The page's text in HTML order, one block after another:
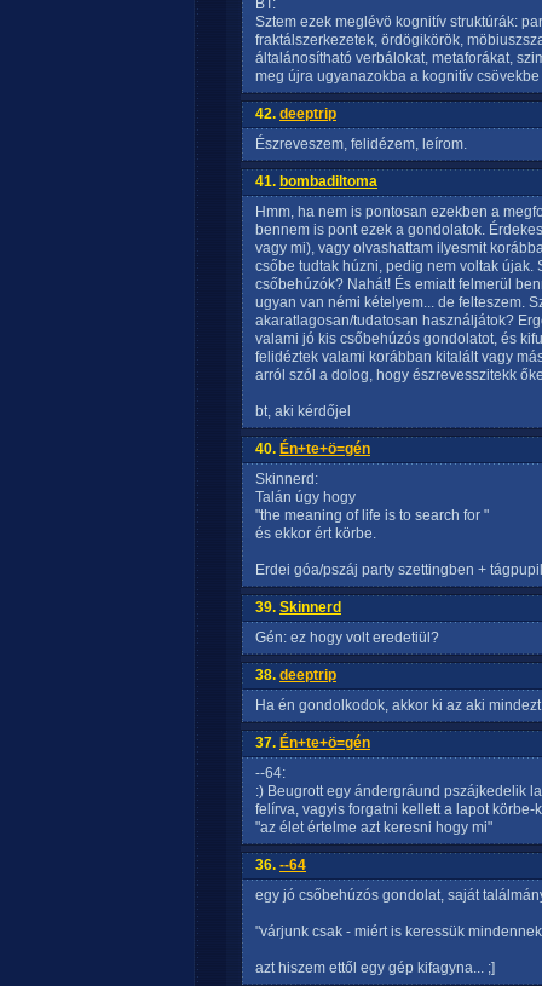
BT:
Sztem ezek meglévö kognitív struktúrák:
fraktálszerkezetek, ördögikörök,
általánosítható verbálokat, metaforákat,
meg újra ugyanazokba a kognitív
42. deeptrip
Észreveszem, felidézem, leírom.
41. bombadiltoma
Hmm, ha nem is pontosan ezekben a
bennem is pont ezek a gondolatok.
vagy mi), vagy olvashattam ilyesmit
csőbe tudtak húzni, pedig nem voltak
csőbehúzók? Nahát! És emiatt felmerül
ugyan van némi kételyem... de felteszem.
akaratlagosan/tudatosan használjátok?
valami jó kis csőbehúzós gondolatot, és
felidéztek valami korábban kitalált vagy
arról szól a dolog, hogy észrevesszitekk
bt, aki kérdőjel
40. Én+te+ö=gén
Skinnerd:
Talán úgy hogy
"the meaning of life is to search for "
és ekkor ért körbe.
Erdei góa/pszáj party szettingben +
39. Skinnerd
Gén: ez hogy volt eredetiül?
38. deeptrip
Ha én gondolkodok, akkor ki az aki
37. Én+te+ö=gén
--64:
:) Beugrott egy ándergráund pszájkedelik
felírva, vagyis forgatni kellett a lapot körbe-
"az élet értelme azt keresni hogy mi"
36. --64
egy jó csőbehúzós gondolat, saját
"várjunk csak - miért is keressük
azt hiszem ettől egy gép kifagyna... ;]